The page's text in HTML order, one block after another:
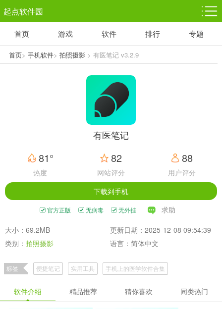
起点软件园
塔防游戏
1千+款游戏
休闲益智
1万+款游戏
体育竞技
5百+款游戏
赛车竞速
3百+款游戏
首页 游戏 软件 排行 专题
首页> 手机软件> 拍照摄影 > 有医笔记 v3.2.9
有医笔记
81°
热度
82
网站评分
88
用户评分
下载到手机
官方正版 无病毒 无外挂 求助
大小：69.2MB
更新日期：2025-12-08 09:54:39
类别： 拍照摄影 语言：简体中文
标签 便捷笔记 实用工具
手机上的医学软件合集
软件介绍 精品推荐 猜你喜欢 同类热门